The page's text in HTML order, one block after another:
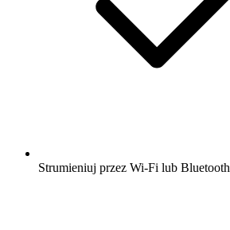
Strumieniuj przez Wi-Fi lub Bluetooth